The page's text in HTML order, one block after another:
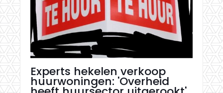
Experts hekelen verkoop
huurwoningen: 'Overheid